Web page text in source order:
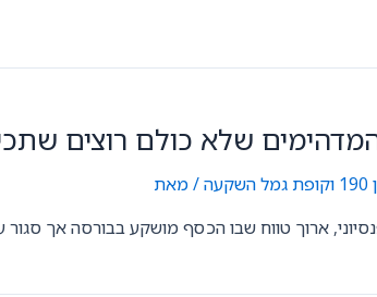
שלא כולם רוצים
/ מאת
ארוך טווח שבו הכסף מושקע בבורסה אך